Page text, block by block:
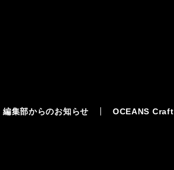
編集部からのお知らせ OCEANS Craft